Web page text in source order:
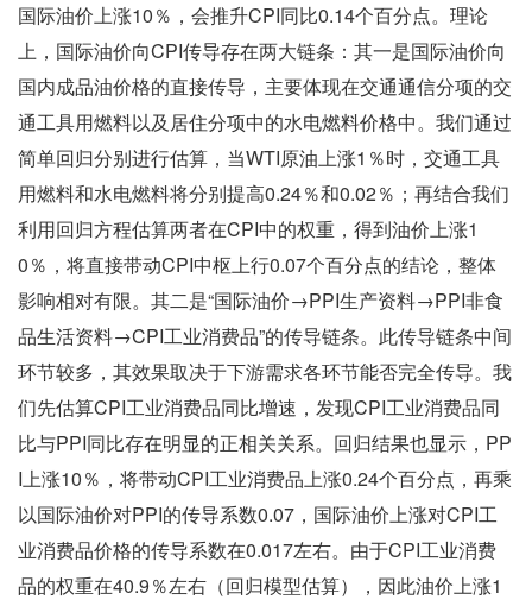
国际油价上涨10％，会推升CPI同比0.14个百分点。理论
上，国际油价向CPI传导存在两大链条：其一是国际油价向
国内成品油价格的直接传导，主要体现在交通通信分项的交
通工具用燃料以及居住分项中的水电燃料价格中。我们通过
简单回归分别进行估算，当WTI原油上涨1％时，交通工具
用燃料和水电燃料将分别提高0.24％和0.02％；再结合我们
利用回归方程估算两者在CPI中的权重，得到油价上涨1
0％，将直接带动CPI中枢上行0.07个百分点的结论，整体
影响相对有限。其二是“国际油价→PPI生产资料→PPI非食
品生活资料→CPI工业消费品”的传导链条。此传导链条中间
环节较多，其效果取决于下游需求各环节能否完全传导。我
们先估算CPI工业消费品同比增速，发现CPI工业消费品同
比与PPI同比存在明显的正相关关系。回归结果也显示，PP
I上涨10％，将带动CPI工业消费品上涨0.24个百分点，再乘
以国际油价对PPI的传导系数0.07，国际油价上涨对CPI工
业消费品价格的传导系数在0.017左右。由于CPI工业消费
品的权重在40.9％左右（回归模型估算），因此油价上涨1